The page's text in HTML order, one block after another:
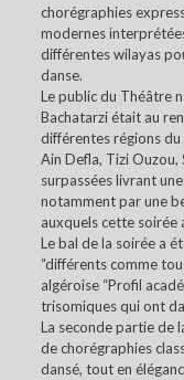
chorégraphies
modernes
différentes wilayas
danse.
Le public du Théâtre
Bachatarzi était au
différentes régions du
Ain Defla, Tizi Ouzou,
surpassées livrant
notamment par une
auxquels cette soirée
Le bal de la soirée a
“différents comme
algéroise “Profil
trisomiques qui ont
La seconde partie de
de chorégraphies
dansé, tout en